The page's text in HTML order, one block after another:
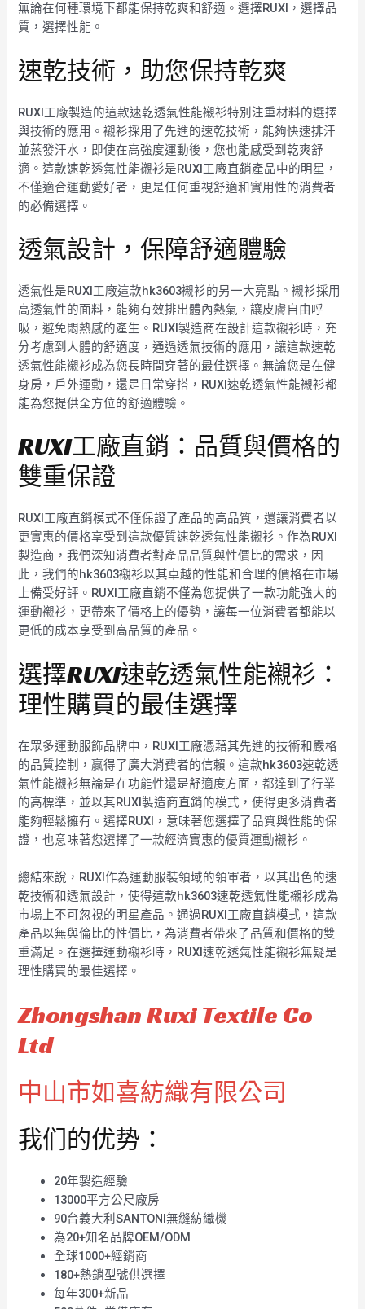
無論在何種環境下都能保持乾爽和舒適。選擇RUXI，選擇品
質，選擇性能。
速乾技術，助您保持乾爽
RUXI工廠製造的這款速乾透氣性能襯衫特別注重材料的選擇
與技術的應用。襯衫採用了先進的速乾技術，能夠快速排汗
並蒸發汗水，即使在高強度運動後，您也能感受到乾爽舒
適。這款速乾透氣性能襯衫是RUXI工廠直銷產品中的明星，
不僅適合運動愛好者，更是任何重視舒適和實用性的消費者
的必備選擇。
透氣設計，保障舒適體驗
透氣性是RUXI工廠這款hk3603襯衫的另一大亮點。襯衫採用
高透氣性的面料，能夠有效排出體內熱氣，讓皮膚自由呼
吸，避免悶熱感的產生。RUXI製造商在設計這款襯衫時，充
分考慮到人體的舒適度，通過透氣技術的應用，讓這款速乾
透氣性能襯衫成為您長時間穿著的最佳選擇。無論您是在健
身房，戶外運動，還是日常穿搭，RUXI速乾透氣性能襯衫都
能為您提供全方位的舒適體驗。
RUXI工廠直銷：品質與價格的
雙重保證
RUXI工廠直銷模式不僅保證了產品的高品質，還讓消費者以
更實惠的價格享受到這款優質速乾透氣性能襯衫。作為RUXI
製造商，我們深知消費者對產品品質與性價比的需求，因
此，我們的hk3603襯衫以其卓越的性能和合理的價格在市場
上備受好評。RUXI工廠直銷不僅為您提供了一款功能強大的
運動襯衫，更帶來了價格上的優勢，讓每一位消費者都能以
更低的成本享受到高品質的產品。
選擇RUXI速乾透氣性能襯衫：
理性購買的最佳選擇
在眾多運動服飾品牌中，RUXI工廠憑藉其先進的技術和嚴格
的品質控制，贏得了廣大消費者的信賴。這款hk3603速乾透
氣性能襯衫無論是在功能性還是舒適度方面，都達到了行業
的高標準，並以其RUXI製造商直銷的模式，使得更多消費者
能夠輕鬆擁有。選擇RUXI，意味著您選擇了品質與性能的保
證，也意味著您選擇了一款經濟實惠的優質運動襯衫。
總結來說，RUXI作為運動服裝領域的領軍者，以其出色的速
乾技術和透氣設計，使得這款hk3603速乾透氣性能襯衫成為
市場上不可忽視的明星產品。通過RUXI工廠直銷模式，這款
產品以無與倫比的性價比，為消費者帶來了品質和價格的雙
重滿足。在選擇運動襯衫時，RUXI速乾透氣性能襯衫無疑是
理性購買的最佳選擇。
Zhongshan Ruxi Textile Co
Ltd
中山市如喜紡織有限公司
我们的优势：
20年製造經驗
13000平方公尺廠房
90台義大利SANTONI無縫紡織機
為20+知名品牌OEM/ODM
全球1000+經銷商
180+熱銷型號供選擇
每年300+新品